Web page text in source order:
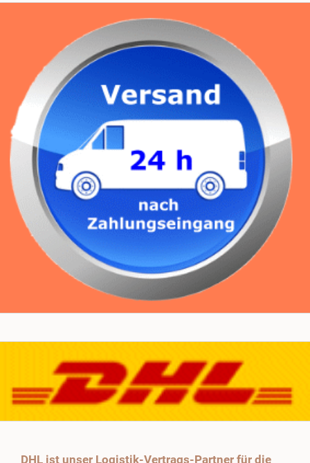
DHL ist unser Logistik-Vertrags-Partner für die